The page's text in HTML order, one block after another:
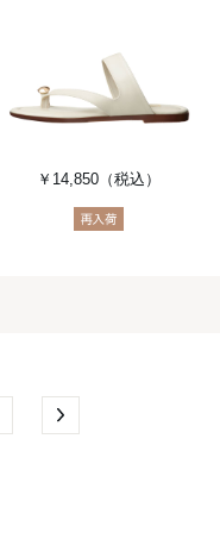
￥14,850 （税込）